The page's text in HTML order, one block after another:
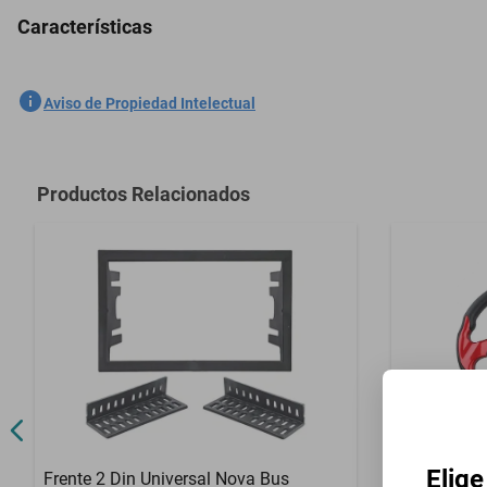
Volante Universal 13 In Studebaker Model C 1904-1909 - Plata
Características
SKU
Modelo
Aviso de Propiedad Intelectual
Productos Relacionados
Frente 2 Din Universal Nova Bus
Volante